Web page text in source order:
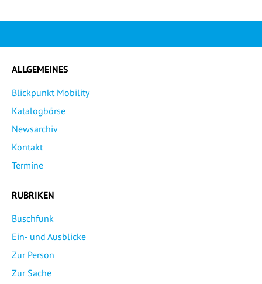
ALLGEMEINES
Blickpunkt Mobility
Katalogbörse
Newsarchiv
Kontakt
Termine
RUBRIKEN
Buschfunk
Ein- und Ausblicke
Zur Person
Zur Sache